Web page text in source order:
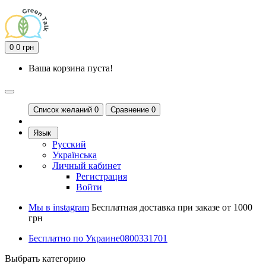
0 0 грн
Ваша корзина пуста!
Список желаний 0 Сравнение 0
Язык
Русский
Українська
Личный кабинет
Регистрация
Войти
Мы в instagram Бесплатная доставка при заказе от 1000
грн
Бесплатно по Украине0800331701
Выбрать категорию